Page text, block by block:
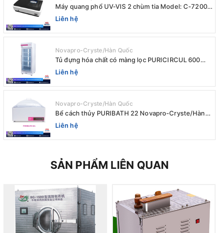
Máy quang phổ UV-VIS 2 chùm tia Model: C-7200 /
Peak
Liên hệ
Novapro-Cryste/Hàn Quốc
Tủ đựng hóa chất có màng lọc PURICIRCUL 600
AIRTIGHT Novapro-Cryste/Hàn Quốc
Liên hệ
Novapro-Cryste/Hàn Quốc
Bể cách thủy PURIBATH 22 Novapro-Cryste/Hàn
Quốc
Liên hệ
SẢN PHẨM LIÊN QUAN